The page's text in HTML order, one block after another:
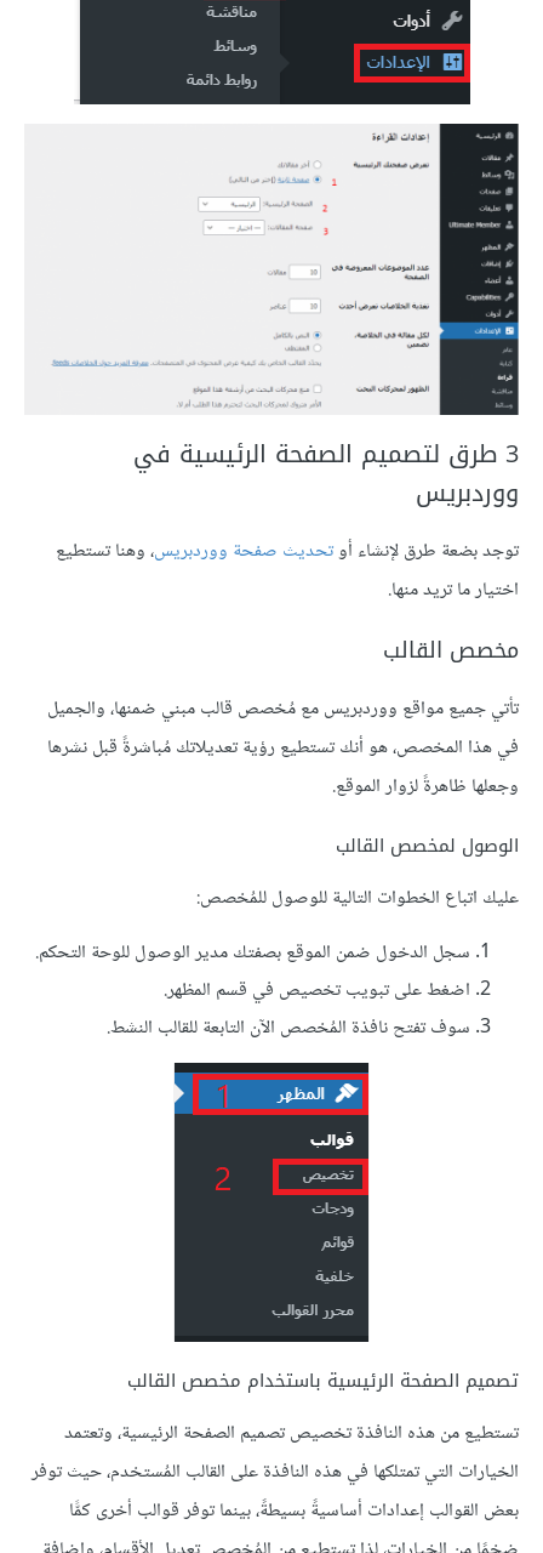
3 طرق لتصميم الصفحة الرئيسية في
ووردبريس
توجد بضعة طرق لإنشاء أوتحديث صفحة ووردبريس، وهنا تستطيع
اختيار ما تريد منها.
مخصص القالب
تأتي جميع مواقع ووردبريس مع مُخصص قالب مبني ضمنها، والجميل
في هذا المخصص، هو أنك تستطيع رؤية تعديلاتك مُباشرةً قبل نشرها
وجعلها ظاهرةً لزوار الموقع.
الوصول لمخصص القالب
عليك اتباع الخطوات التالية للوصول للمُخصص:
سجل الدخول ضمن الموقع بصفتك مدير الوصول للوحة التحكم.
اضغط على تبويب تخصيص في قسم المظهر.
سوف تفتح نافذة المُخصص الآن التابعة للقالب النشط.
تصميم الصفحة الرئيسية باستخدام مخصص القالب
تستطيع من هذه النافذة تخصيص تصميم الصفحة الرئيسية، وتعتمد
الخيارات التي تمتلكها في هذه النافذة على القالب المُستخدم، حيث توفر
بعض القوالب إعدادات أساسيةً بسيطةً، بينما توفر قوالب أخرى كمًّا